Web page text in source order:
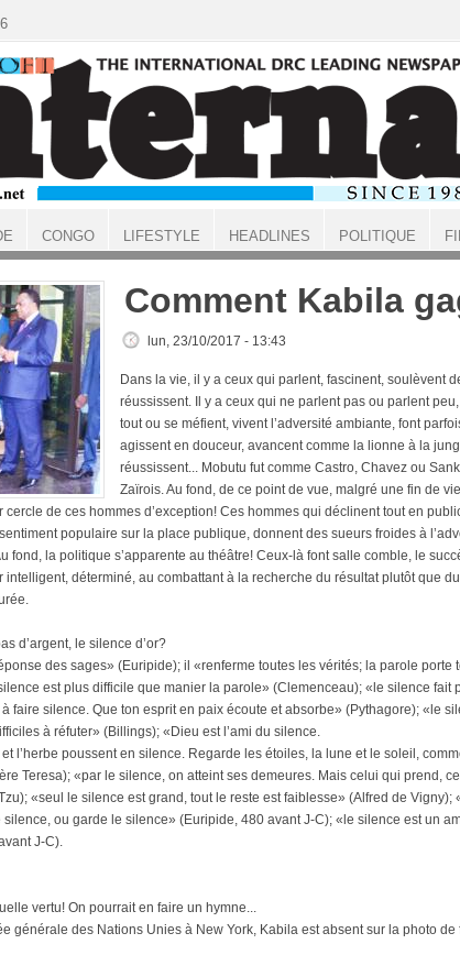
Comment Kabila
lun, 23/10/2017 - 13:43
Dans la vie, il y a ceux qui parlent, fascinent, soulèvent
réussissent. Il y a ceux qui ne parlent pas ou parlent
tout ou se méfient, vivent l’adversité ambiante, font
agissent en douceur, avancent comme la lionne à la
réussissent... Mobutu fut comme Castro, Chavez ou
Zaïrois. Au fond, de ce point de vue, malgré une fin de
de ces hommes d’exception! Ces hommes qui déclinent tout en
populaire sur la place publique, donnent des sueurs froides à
fond, la politique s’apparente au théâtre! Ceux-là font salle comble, le
intelligent, déterminé, au combattant à la recherche du résultat plutôt que
d’argent, le silence d’or?
des sages» (Euripide); il «renferme toutes les vérités; la parole porte
est plus difficile que manier la parole» (Clemenceau); «le silence fait
faire silence. Que ton esprit en paix écoute et absorbe» (Pythagore); «le
à réfuter» (Billings); «Dieu est l’ami du silence.
l’herbe poussent en silence. Regarde les étoiles, la lune et le soleil,
Teresa); «par le silence, on atteint ses demeures. Mais celui qui prend,
«seul le silence est grand, tout le reste est faiblesse» (Alfred de Vigny);
silence, ou garde le silence» (Euripide, 480 avant J-C); «le silence est un
J-C).
vertu! On pourrait en faire un hymne...
générale des Nations Unies à New York, Kabila est absent sur la photo de
CONGO LIFESTYLE HEADLINES POLITIQUE